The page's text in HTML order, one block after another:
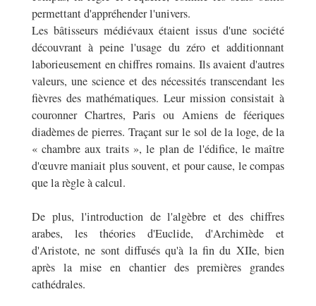
permettant d'appréhender l'univers.
Les bâtisseurs médiévaux étaient issus d'une société
découvrant à peine l'usage du zéro et additionnant
laborieusement en chiffres romains. Ils avaient d'autres
valeurs, une science et des nécessités transcendant les
fièvres des mathématiques. Leur mission consistait à
couronner Chartres, Paris ou Amiens de féeriques
diadèmes de pierres. Traçant sur le sol de la loge, de la
« chambre aux traits », le plan de l'édifice, le maître
d'œuvre maniait plus souvent, et pour cause, le compas
que la règle à calcul.
De plus, l'introduction de l'algèbre et des chiffres
arabes, les théories d'Euclide, d'Archimède et
d'Aristote, ne sont diffusés qu'à la fin du XIIe, bien
après la mise en chantier des premières grandes
cathédrales.